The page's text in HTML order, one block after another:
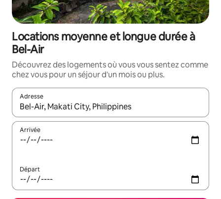
Locations moyenne et longue durée à
Bel-Air
Découvrez des logements où vous vous sentez comme
chez vous pour un séjour d'un mois ou plus.
Adresse
Lorsque les résultats s'affichent, utilisez les flèches vers le
Arrivée
Départ